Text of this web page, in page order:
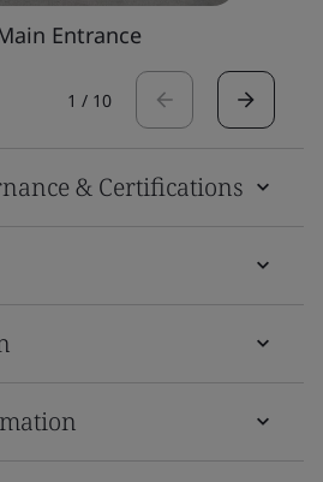
Entrance
1 / 10
& Certifications